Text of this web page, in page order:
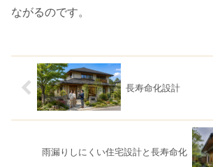
ながるのです。
長寿命化設計
雨漏りしにくい住宅設計と長寿命化